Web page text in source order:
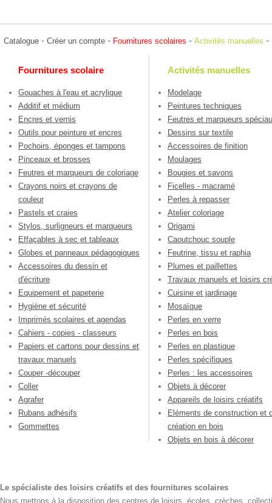
Catalogue - Créer un compte - Fournitures scolaires - Activités manuelles -
Fournitures scolaire
Gouaches à l'eau et acrylique
Additif et médium
Encres et vernis
Outils pour peinture et encres
Pochoirs, éponges et tampons
Pinceaux et brosses
Feutres et marqueurs de coloriage
Crayons noirs et crayons de
couleur
Pastels et craies
Stylos, surligneurs et marqueurs
Effaçables à sec et tableaux
Globes et panneaux pédagogiques
Accessoires du dessin et
d'écriture
Equipement et papeterie
Hygiène et sécurité
Imprimés scolaires et agendas
Cahiers - copies - classeurs
Papiers et cartons pour dessins et
travaux manuels
Couper -découper
Coller
Agrafer
Rubans adhésifs
Gommettes
Activités manuelles
Modelage
Peintures techniques
Feutres et marqueurs
Dessins sur textile
Accessoires de finition
Moulages
Bougies et savons
Ficelles - macramé
Perles à repasser
Atelier coloriage
Origami
Caoutchouc souple
Feutrine, tissu et raphia
Plumes et paillettes
Travaux manuels et loisirs
Cuisine et jardinage
Mosaïque
Perles en verre
Perles en bois
Perles en plastique
Perles spécifiques
Perles : les accessoires
Objets à décorer
Appareils de loisirs créatifs
Eléments de construction et
création en bois
Objets en bois à décorer
Le spécialiste des loisirs créatifs et des fournitures scolaires
Nous mettons à la disposition des centres de loisirs, écoles, crèches,